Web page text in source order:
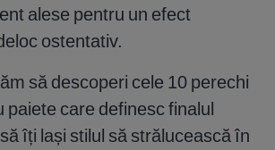
alese pentru un efect
ostentativ.
să descoperi cele 10 perechi
paiete care definesc finalul
îți lași stilul să strălucească în